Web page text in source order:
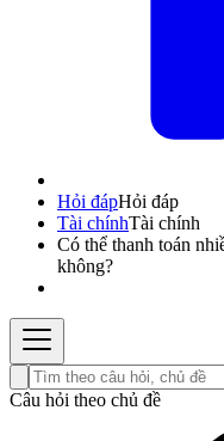
Hỏi đápHỏi đáp
Tài chínhTài chính
Có thể thanh toán
không?
Câu hỏi theo chủ đề